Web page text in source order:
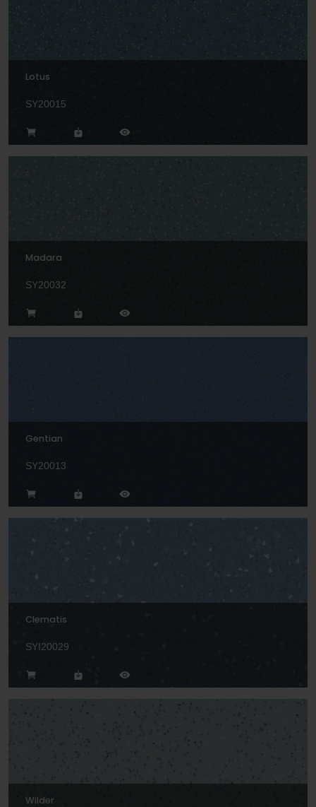
Lotus
SY20015
Madara
SY20032
Gentian
SY20013
Clematis
SYI20029
Wilder